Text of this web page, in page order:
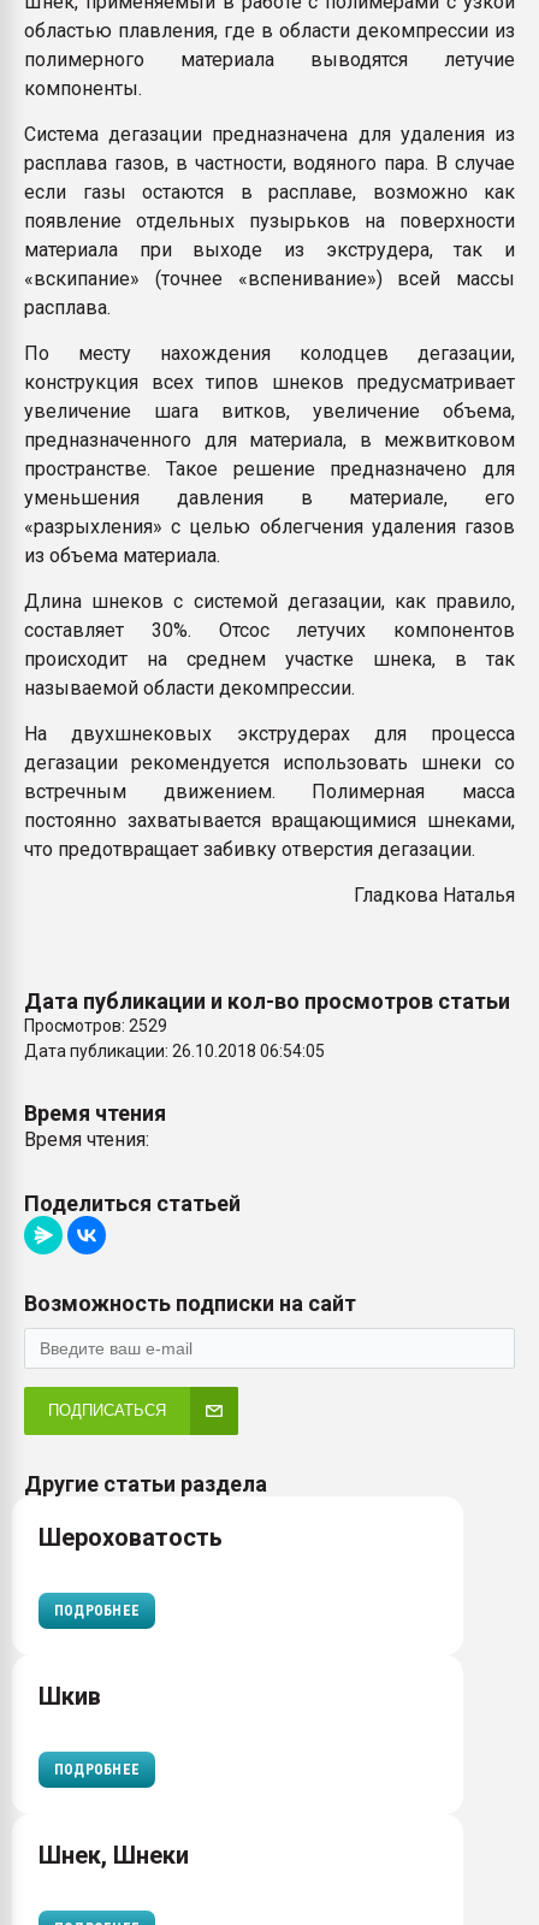
бутылок
областью плавления, где в области декомпрессии из
полимерного материала выводятся летучие
компоненты.
Система дегазации предназначена для удаления из
расплава газов, в частности, водяного пара. В случае
если газы остаются в расплаве, возможно как
появление отдельных пузырьков на поверхности
материала при выходе из экструдера, так и
«вскипание» (точнее «вспенивание») всей массы
расплава.
По месту нахождения колодцев дегазации,
конструкция всех типов шнеков предусматривает
увеличение шага витков, увеличение объема,
предназначенного для материала, в межвитковом
пространстве. Такое решение предназначено для
уменьшения давления в материале, его
«разрыхления» с целью облегчения удаления газов
из объема материала.
Длина шнеков с системой дегазации, как правило,
составляет 30%. Отсос летучих компонентов
происходит на среднем участке шнека, в так
называемой области декомпрессии.
На двухшнековых экструдерах для процесса
дегазации рекомендуется использовать шнеки со
встречным движением. Полимерная масса
постоянно захватывается вращающимися шнеками,
что предотвращает забивку отверстия дегазации.
Гладкова Наталья
Дата публикации и кол-во просмотров статьи
Просмотров: 2529
Дата публикации: 26.10.2018 06:54:05
Время чтения
Время чтения:
Поделиться статьей
Возможность подписки на сайт
ПОДПИСАТЬСЯ
Другие статьи раздела
Шероховатость
ПОДРОБНЕЕ
Шкив
ПОДРОБНЕЕ
Шнек, Шнеки